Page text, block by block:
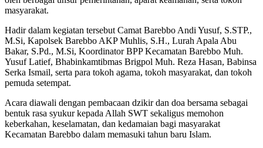
masyarakat.
Hadir dalam kegiatan tersebut Camat Barebbo Andi Yusuf, S.STP.,
M.Si, Kapolsek Barebbo AKP Muhlis, S.H., Lurah Apala Abu
Bakar, S.Pd., M.Si, Koordinator BPP Kecamatan Barebbo Muh.
Yusuf Latief, Bhabinkamtibmas Brigpol Muh. Reza Hasan, Babinsa
Serka Ismail, serta para tokoh agama, tokoh masyarakat, dan tokoh
pemuda setempat.
Acara diawali dengan pembacaan dzikir dan doa bersama sebagai
bentuk rasa syukur kepada Allah SWT sekaligus memohon
keberkahan, keselamatan, dan kedamaian bagi masyarakat
Kecamatan Barebbo dalam memasuki tahun baru Islam.